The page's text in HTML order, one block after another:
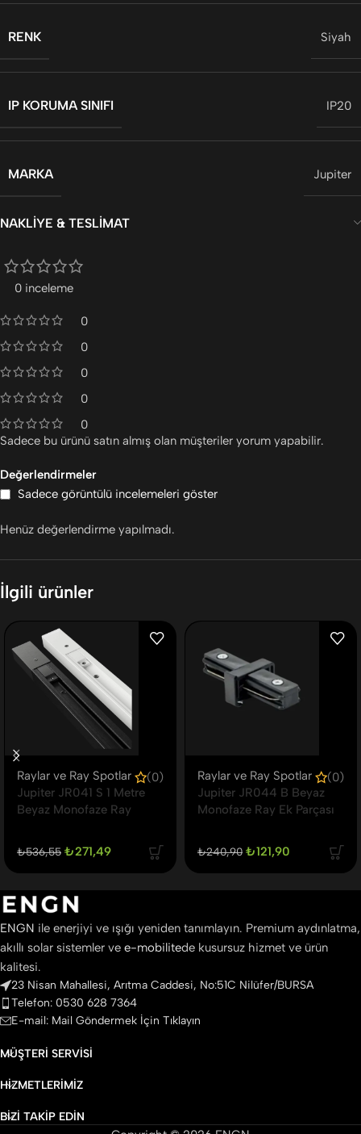
RENK Siyah
IP KORUMA SINIFI IP20
MARKA Jupiter
NAKLIYE & TESLIMAT
0 inceleme
0
0
0
0
0
Değerlendirmeler
Sadece görüntülü incelemeleri göster
Henüz değerlendirme yapılmadı.
Sadece bu ürünü satın almış olan müşteriler yorum yapabilir.
İlgili ürünler
Raylar ve Ray Spotlar
(0)
Jupiter JR041 S 1 Metre
Beyaz Monofaze Ray
₺536,55 ₺271,49
Raylar ve Ray Spotlar
(0)
Jupiter JR044 B Beyaz
Monofaze Ray Ek Parçası
₺240,90 ₺121,90
ENGN ile enerjiyi ve ışığı yeniden tanımlayın. Premium aydınlatma,
akıllı solar sistemler ve e-mobilitede kusursuz hizmet ve ürün
kalitesi.
23 Nisan Mahallesi, Arıtma Caddesi, No:51C Nilüfer/BURSA
Telefon: 0530 628 7364
E-mail: Mail Göndermek İçin Tıklayın
MÜŞTERI SERVISI
HIZMETLERIMIZ
BIZI TAKIP EDIN